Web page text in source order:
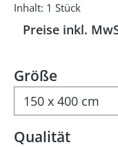
Inhalt: 1 Stück
Preise inkl.
Größe
Qualität